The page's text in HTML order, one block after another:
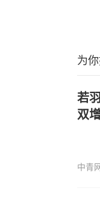
为
若
双
中青